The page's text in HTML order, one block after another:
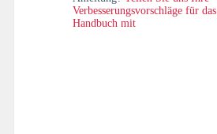
Verbesserungsvorschläge für das
Handbuch mit